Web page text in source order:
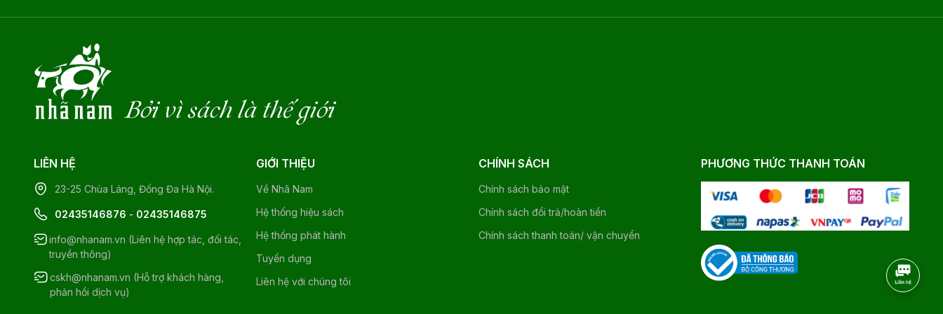
Bởi vì sách là thế giới
LIÊN HỆ
23-25 Chùa Láng, Đống Đa Hà Nội.
02435146876 - 02435146875
info@nhanam.vn (Liên hệ hợp tác, đối tác,
truyền thông)
cskh@nhanam.vn (Hỗ trợ khách hàng,
phản hồi dịch vụ)
GIỚI THIỆU
Về Nhã Nam
Hệ thống hiệu sách
Hệ thống phát hành
Tuyển dụng
Liên hệ với chúng tôi
CHÍNH SÁCH
Chính sách bảo mật
Chính sách đổi trả/hoàn tiền
Chính sách thanh toán/ vận chuyển
PHƯƠNG THỨC THANH TOÁN